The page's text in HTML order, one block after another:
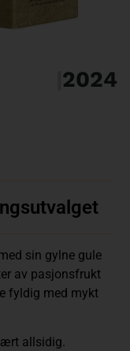
|2024
sin gylne gule
av pasjonsfrukt
fyldig med mykt
allsidig.